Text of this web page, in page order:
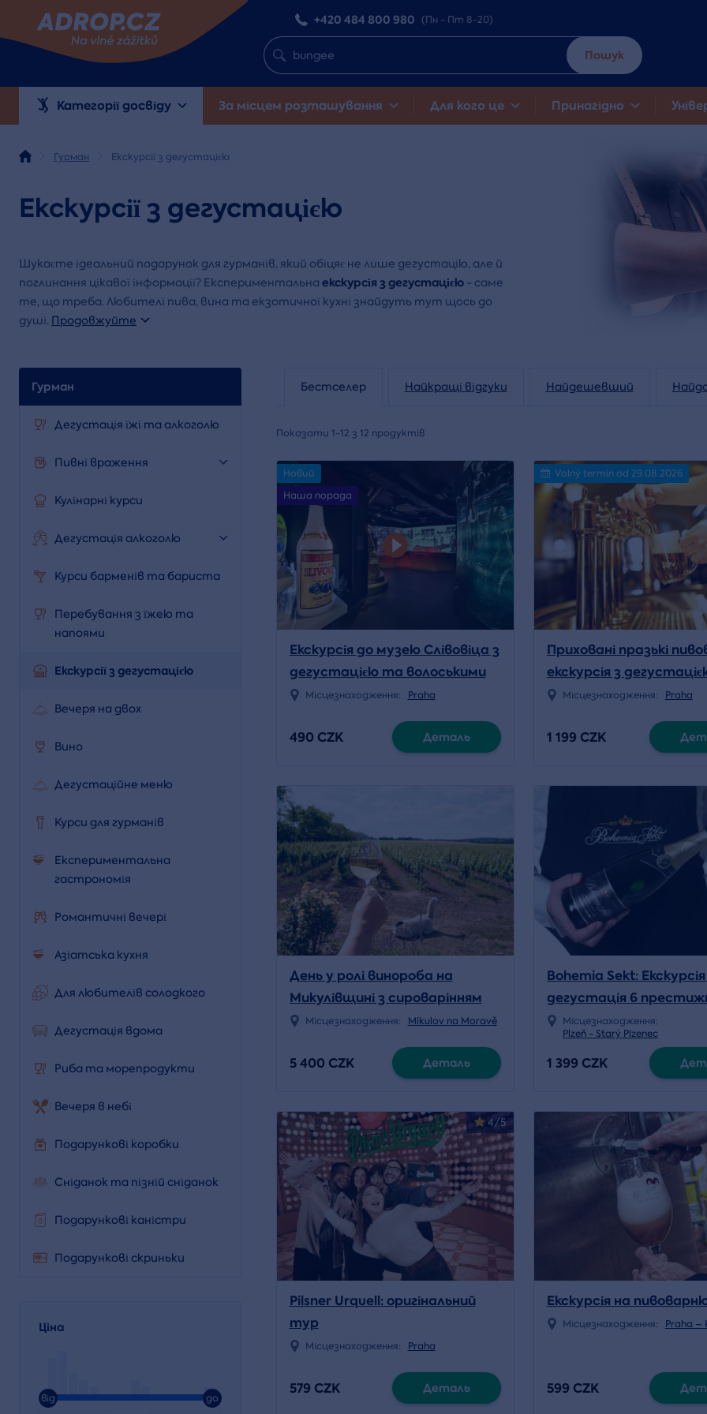
+420 484 800 980 (Пн - Пт 8-20)
Пошук
Категорії досвіду За місцем розташування Для кого це Принагідно
Гурман Екскурсії з дегустацією
Екскурсії з дегустацією
Шукаєте ідеальний подарунок для гурманів, який обіцяє не лише дегустацію, але й
поглинання цікавої інформації? Експериментальна екскурсія з дегустацією - саме
те, що треба. Любителі пива, вина та екзотичної кухні знайдуть тут щось до
душі. Продовжуйте
Гурман
Дегустація їжі та алкоголю
Пивні враження
Кулінарні курси
Дегустація алкоголю
Курси барменів та бариста
Перебування з їжею та
напоями
Екскурсії з дегустацією
Вечеря на двох
Вино
Дегустаційне меню
Курси для гурманів
Експериментальна
гастрономія
Романтичні вечері
Азіатська кухня
Для любителів солодкого
Дегустація вдома
Риба та морепродукти
Вечеря в небі
Подарункові коробки
Сніданок та пізній сніданок
Подарункові каністри
Подарункові скриньки
Ціна
від
до
Бестселер Найкращі відгуки Найдешевший
Показати 1-12 з 12 продуктів
Новий
Наша порада
Екскурсія до музею Слівовіца з
дегустацією та волоськими
тапас у Празі
Місцезнаходження: Praha
490 CZK Деталь
Volný termín od 29.08.2026
Приховані празькі
екскурсія з
Місцезнаходження: Praha
1 199 CZK
День у ролі винороба на
Микулівщині з сироварінням
та дегустацією вин
Місцезнаходження: Mikulov na Moravě
5 400 CZK Деталь
Bohemia Sekt:
дегустація 6
ігристих вин
Місцезнаходження:
Plzeň - Starý Plzenec
1 399 CZK
4/5
Pilsner Urquell: оригінальний
тур
Місцезнаходження: Praha
579 CZK Деталь
Екскурсія на
Місцезнаходження: Praha –
599 CZK